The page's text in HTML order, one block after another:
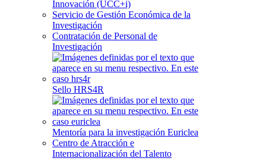
Innovación (UCC+i)
Servicio de Gestión Económica de la
Investigación
Contratación de Personal de
Investigación
Sello HRS4R
Mentoría para la investigación Euriclea
Centro de Atracción e
Internacionalización del Talento